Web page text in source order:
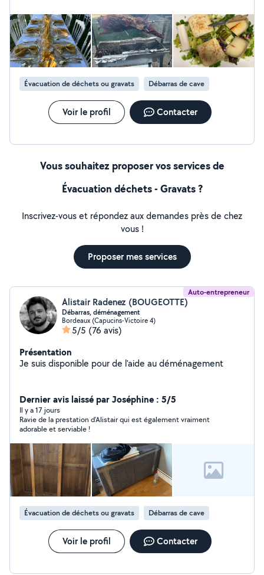
rénovation Traiteur, restauration et vente ambulante
Management artistique et booking Location de matériel
et accompagnement de projets Une structure engagée
qui place l'humain, la solidarité et la qualité de service au
cœur de ses actions. Notre association œuvre pour
financer et développer des actions solidaires, culturelles
et économiques au service du plus grand nombre.
Contactez-nous pour donner vie à vos idées !
Évacuation de déchets ou gravats Débarras de cave
Voir le profil Contacter
Vous souhaitez proposer vos services de
Évacuation déchets - Gravats ?
Inscrivez-vous et répondez aux demandes près de chez
vous !
Proposer mes services
Auto-entrepreneur
Alistair Radenez (BOUGEOTTE)
Débarras, déménagement
Bordeaux (Capucins-Victoire 4)
5/5 (76 avis)
Présentation
Je suis disponible pour de l'aide au déménagement
Dernier avis laissé par Joséphine : 5/5
Il y a 17 jours
Ravie de la prestation d’Alistair qui est également vraiment
adorable et serviable !
Évacuation de déchets ou gravats Débarras de cave
Voir le profil Contacter